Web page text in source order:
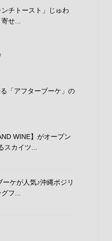
チトースト」じゅわ
せ...
「アフターブーケ」の
WINE】がオープン
カイツ...
ーケが人気♪沖縄ポジリ
フ...